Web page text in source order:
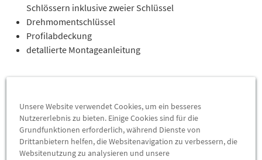
Schlössern inklusive zweier Schlüssel
Drehmomentschlüssel
Profilabdeckung
detallierte Montageanleitung
nur geeignet für Fahrzeuge mit Dachreling in Schwarz
oder Silber
maximal zulässiges Gesamtgewicht von Träger,
Unsere Website verwendet Cookies, um ein besseres
Nutzererlebnis zu bieten. Einige Cookies sind für die
Grundfunktionen erforderlich, während Dienste von
Drittanbietern helfen, die Websitenavigation zu verbessern, die
Websitenutzung zu analysieren und unsere